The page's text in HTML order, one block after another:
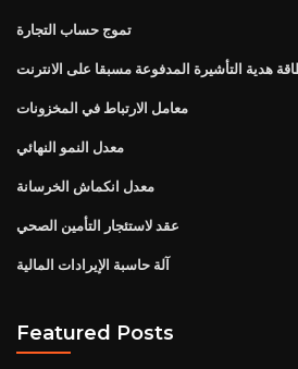
تموج حساب التجارة
هدية التأشيرة المدفوعة مسبقا على الانترنت
معامل الارتباط في المخزونات
معدل النمو النهائي
معدل انكماش الخرسانة
عقد لاستئجار التأمين الصحي
آلة حاسبة الإيرادات المالية
Featured Posts